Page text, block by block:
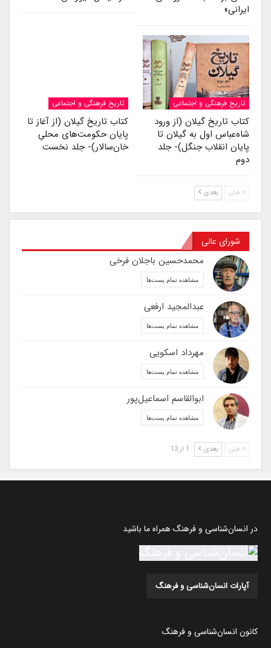
ایرانی»
تاریخ فرهنگی و اجتماعی
کتاب تاریخ گیلان (از ورود
شاه‌عباس اول به گیلان تا
پایان انقلاب جنگل)- جلد
دوم
تاریخ فرهنگی و اجتماعی
کتاب تاریخ گیلان (از آغاز تا
پایان حکومت‌های محلیِ
خان‌سالار)- جلد نخست
قبلی بعدی
شورای عالی
محمدحسین باجلان فرخی
مشاهده تمام پست‌ها
عبدالمجید ارفعی
مشاهده تمام پست‌ها
مهرداد اسکویی
مشاهده تمام پست‌ها
ابوالقاسم اسماعیل‌پور
مشاهده تمام پست‌ها
قبلی بعدی
در انسان‌شناسی و فرهنگ همراه ما باشید
آپارات انسان‌شناسی و فرهنگ
کانون انسان‌شناسی و فرهنگ